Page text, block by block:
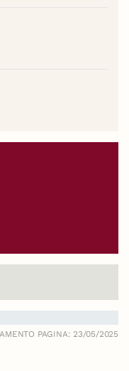
PAGINA: 23/05/2025